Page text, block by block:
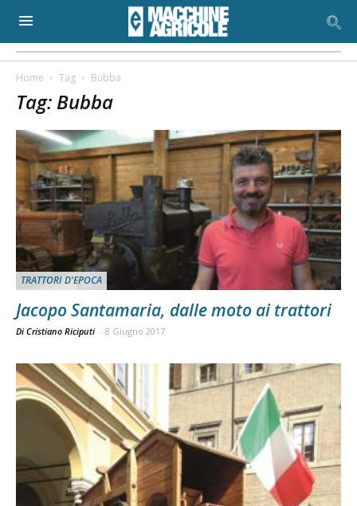
Home Tag Bubba
Tag: Bubba
TRATTORI D'EPOCA
Jacopo Santamaria, dalle moto ai trattori
Di Cristiano Riciputi - 8 Giugno 2017